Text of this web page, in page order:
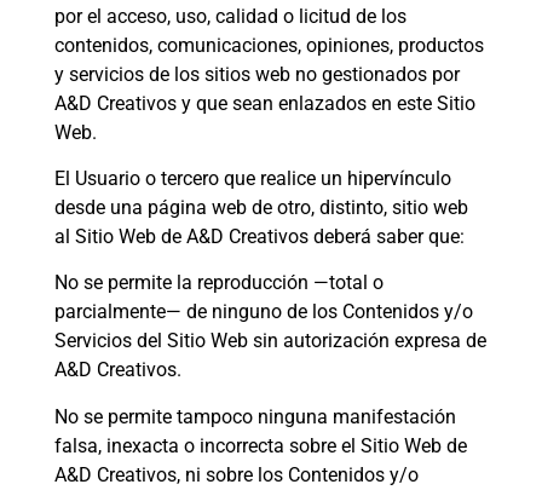
por el acceso, uso, calidad o licitud de los
contenidos, comunicaciones, opiniones, productos
y servicios de los sitios web no gestionados por
A&D Creativos y que sean enlazados en este Sitio
Web.
El Usuario o tercero que realice un hipervínculo
desde una página web de otro, distinto, sitio web
al Sitio Web de A&D Creativos deberá saber que:
No se permite la reproducción —total o
parcialmente— de ninguno de los Contenidos y/o
Servicios del Sitio Web sin autorización expresa de
A&D Creativos.
No se permite tampoco ninguna manifestación
falsa, inexacta o incorrecta sobre el Sitio Web de
A&D Creativos, ni sobre los Contenidos y/o